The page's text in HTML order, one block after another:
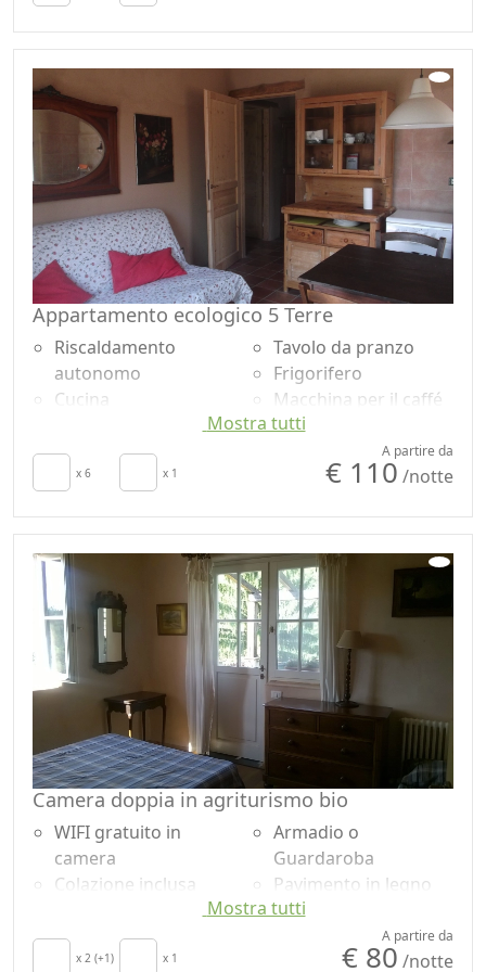
Lenzuola
Camino
Divano
Divano letto
Giardino
Vista giardino
Ingresso
indipendente
Appartamento ecologico 5 Terre
Riscaldamento
autonomo
Cucina
Soggiorno
Asciugamani
Armadio o
Guardaroba
Divano
Tavolo da pranzo
Frigorifero
Macchina per il caffé
Zona pranzo
Doccia
Vista giardino
Ingresso
indipendente
Mostra tutti
x 6 x 1
A partire da
€ 110 /notte
Camera doppia in agriturismo bio
WIFI gratuito in
camera
Colazione inclusa
autonomo
Terrazza
Armadio o
Guardaroba
Pavimento in legno
naturale
Giardino
Mostra tutti
x 2 (+1) x 1
A partire da
€ 80 /notte